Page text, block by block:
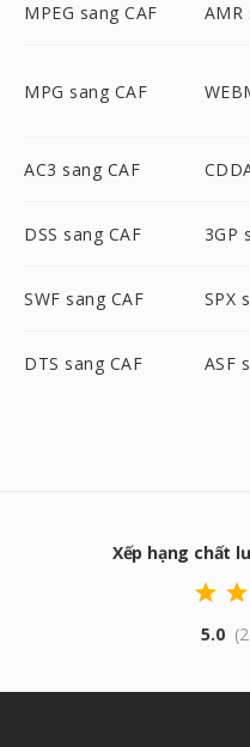
MPEG sang CAF AMR
MPG sang CAF
AC3 sang CAF
DSS sang CAF 3GP
SWF sang CAF SPX
DTS sang CAF ASF
Xếp hạng chất
5.0